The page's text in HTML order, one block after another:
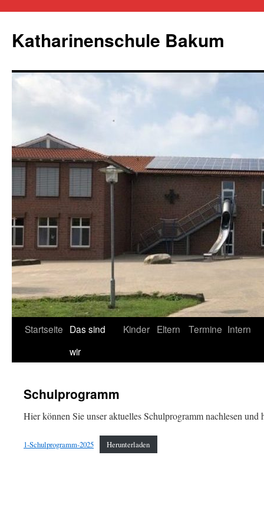
springen
Katharinenschule Bakum
Startseite Das sind
wir
Kinder Eltern Termine Intern
Schulprogramm
Hier können Sie unser aktuelles Schulprogramm nachlesen und
1-Schulprogramm-2025 Herunterladen